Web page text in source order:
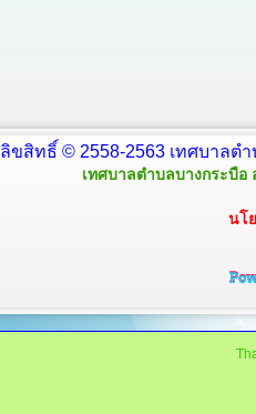
ลิขสิทธิ์ © 2558-2563 เทศบาลต
เทศบาลตำบลบางกระบือ
นโ